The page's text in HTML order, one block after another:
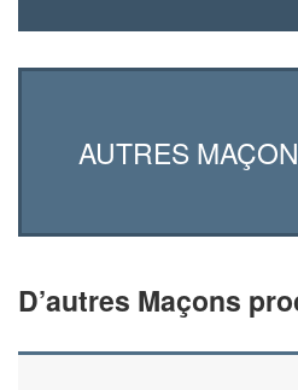
AUTRES
D’autres Maçons